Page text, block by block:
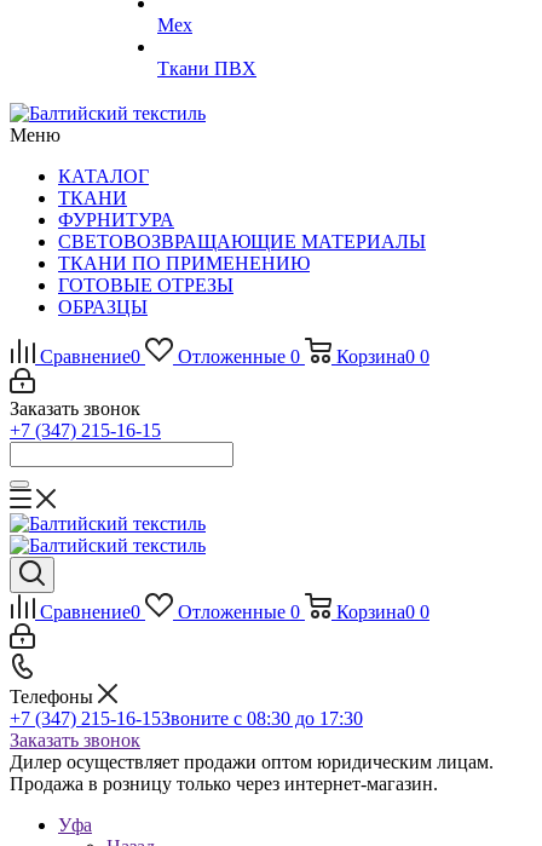
Мех
Ткани ПВХ
Меню
КАТАЛОГ
ТКАНИ
ФУРНИТУРА
СВЕТОВОЗВРАЩАЮЩИЕ МАТЕРИАЛЫ
ТКАНИ ПО ПРИМЕНЕНИЮ
ГОТОВЫЕ ОТРЕЗЫ
ОБРАЗЦЫ
Сравнение0 Отложенные 0 Корзина0 0
Заказать звонок
+7 (347) 215-16-15
Сравнение0 Отложенные 0 Корзина0 0
Телефоны
+7 (347) 215-16-15Звоните с 08:30 до 17:30
Заказать звонок
Дилер осуществляет продажи оптом юридическим лицам.
Продажа в розницу только через интернет-магазин.
Уфа